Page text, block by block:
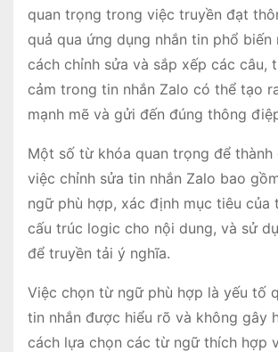
quan trọng trong việc truyền đạt
quả qua ứng dụng nhắn tin phổ biến
cách chỉnh sửa và sắp xếp các câu,
cảm trong tin nhắn Zalo có thể tạo
mạnh mẽ và gửi đến đúng thông
Một số từ khóa quan trọng để
việc chỉnh sửa tin nhắn Zalo bao
ngữ phù hợp, xác định mục tiêu của
cấu trúc logic cho nội dung, và sử
để truyền tải ý nghĩa.
Việc chọn từ ngữ phù hợp là yếu tố
tin nhắn được hiểu rõ và không gây
cách lựa chọn các từ ngữ thích hợp